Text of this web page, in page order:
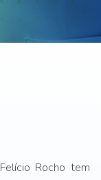
Rocho tem